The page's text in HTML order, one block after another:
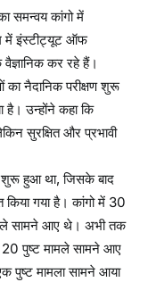
शु
रू
समन्वय कांगो में
में इंस्टीट्यूट ऑफ
कर रहे हैं।
नैदानिक परीक्षण शुरू
है। उन्होंने कहा कि
सुरक्षित और प्रभावी
शुरू हुआ था, जिसके बाद
किया गया है। कांगो में 30
सामने आए थे। अभी तक
पुष्ट मामले सामने आए
पुष्ट मामला सामने आया